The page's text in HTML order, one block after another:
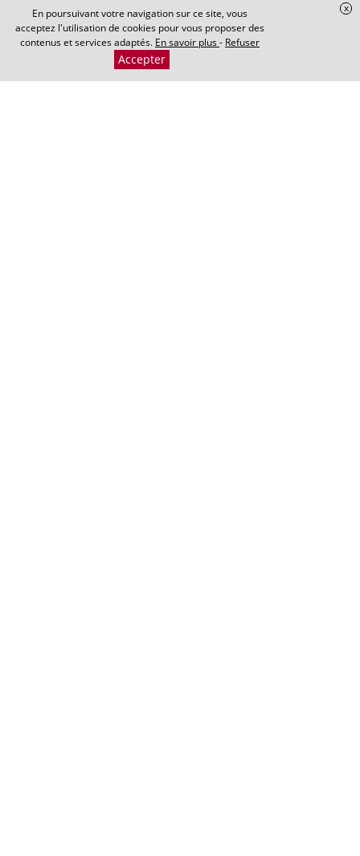
En poursuivant votre navigation sur ce site, vous
acceptez l'utilisation de cookies pour vous proposer des
contenus et services adaptés. En savoir plus- Refuser
Accepter
x